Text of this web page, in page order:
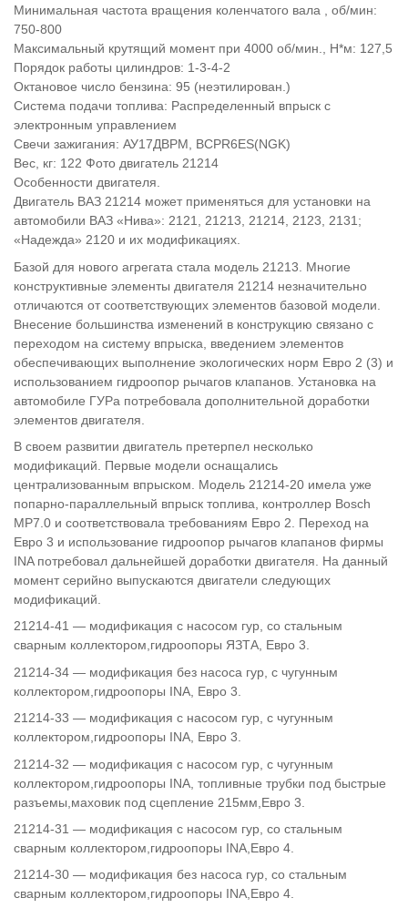
Минимальная частота вращения коленчатого вала , об/мин:
750-800
Максимальный крутящий момент при 4000 об/мин., Н*м: 127,5
Порядок работы цилиндров: 1-3-4-2
Октановое число бензина: 95 (неэтилирован.)
Система подачи топлива: Распределенный впрыск с
электронным управлением
Свечи зажигания: АУ17ДВРМ, BCPR6ES(NGK)
Вес, кг: 122 Фото двигатель 21214
Особенности двигателя.
Двигатель ВАЗ 21214 может применяться для установки на
автомобили ВАЗ «Нива»: 2121, 21213, 21214, 2123, 2131;
«Надежда» 2120 и их модификациях.
Базой для нового агрегата стала модель 21213. Многие
конструктивные элементы двигателя 21214 незначительно
отличаются от соответствующих элементов базовой модели.
Внесение большинства изменений в конструкцию связано с
переходом на систему впрыска, введением элементов
обеспечивающих выполнение экологических норм Евро 2 (3) и
использованием гидроопор рычагов клапанов. Установка на
автомобиле ГУРа потребовала дополнительной доработки
элементов двигателя.
В своем развитии двигатель претерпел несколько
модификаций. Первые модели оснащались
централизованным впрыском. Модель 21214-20 имела уже
попарно-параллельный впрыск топлива, контроллер Bosch
MP7.0 и соответствовала требованиям Евро 2. Переход на
Евро 3 и использование гидроопор рычагов клапанов фирмы
INA потребовал дальнейшей доработки двигателя. На данный
момент серийно выпускаются двигатели следующих
модификаций.
21214-41 — модификация с насосом гур, со стальным
сварным коллектором,гидроопоры ЯЗТА, Евро 3.
21214-34 — модификация без насоса гур, с чугунным
коллектором,гидроопоры INA, Евро 3.
21214-33 — модификация с насосом гур, с чугунным
коллектором,гидроопоры INA, Евро 3.
21214-32 — модификация с насосом гур, с чугунным
коллектором,гидроопоры INA, топливные трубки под быстрые
разъемы,маховик под сцепление 215мм,Евро 3.
21214-31 — модификация с насосом гур, со стальным
сварным коллектором,гидроопоры INA,Евро 4.
21214-30 — модификация без насоса гур, со стальным
сварным коллектором,гидроопоры INA,Евро 4.